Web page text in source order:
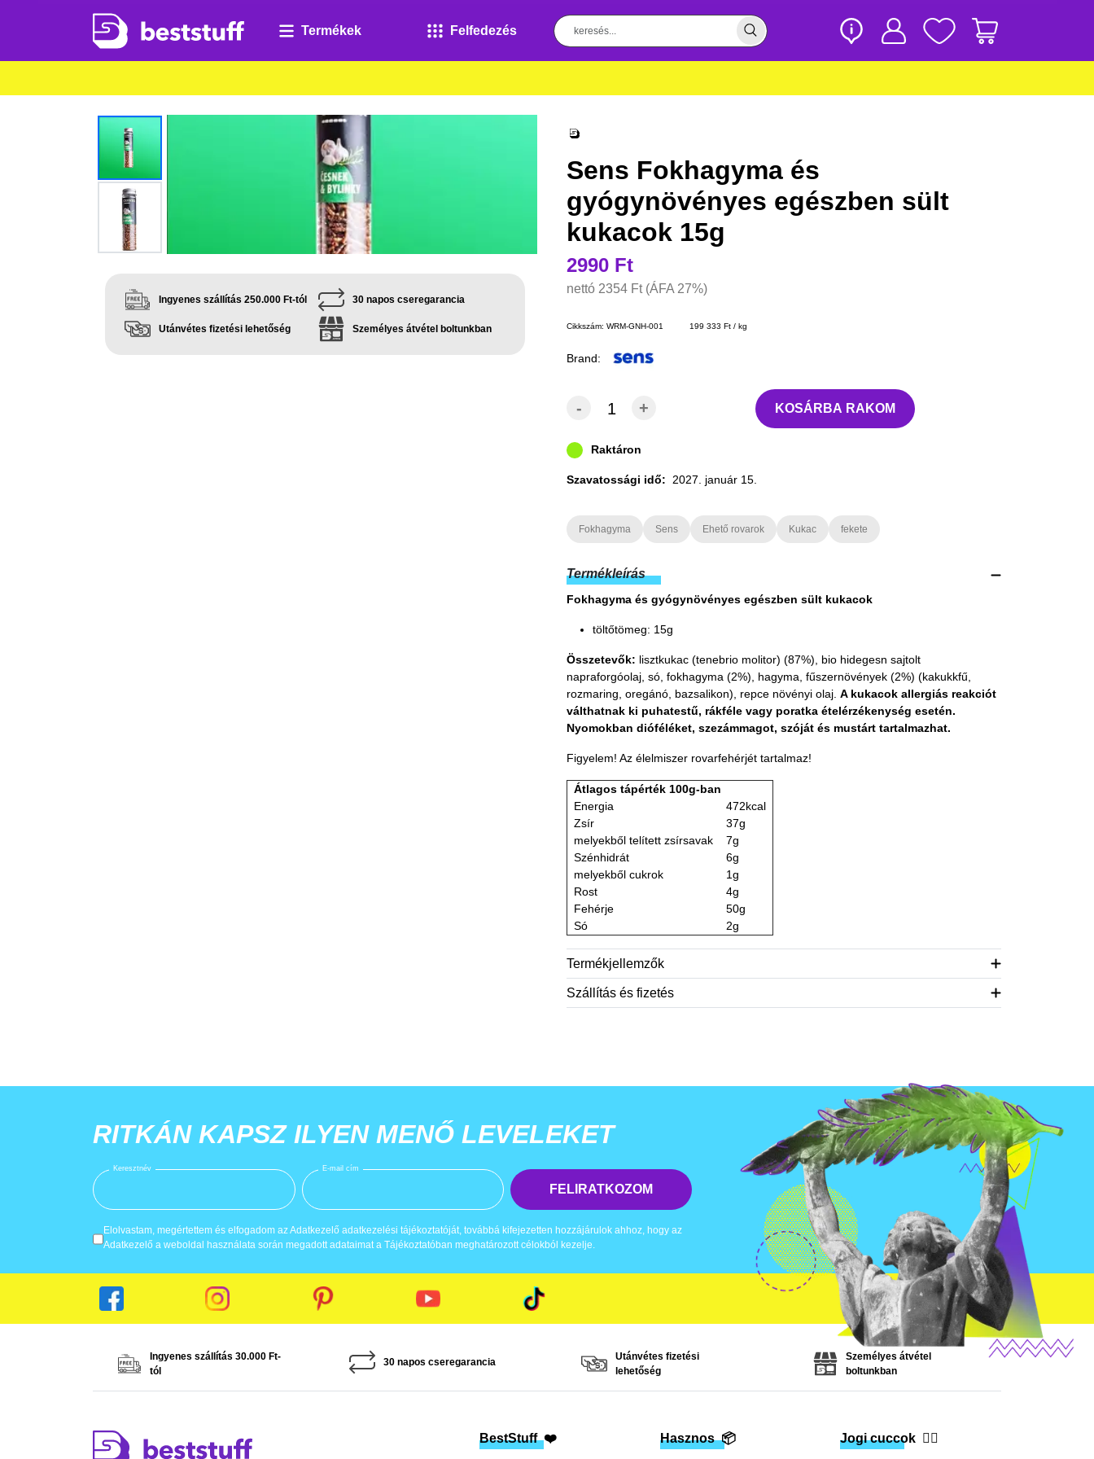
Termékek Felfedezés
Ingyenes szállítás 250.000 Ft-tól
Utánvétes fizetési lehetőség
30 napos cseregarancia
Személyes átvétel boltunkban
Sens Fokhagyma és
gyógynövényes egészben sült
kukacok 15g
2990 Ft
nettó 2354 Ft (ÁFA 27%)
Cikkszám: WRM-GNH-001 199 333 Ft / kg
Brand:
- + KOSÁRBA RAKOM
Raktáron
Szavatossági idő: 2027. január 15.
Fokhagyma Sens Ehető rovarok Kukac fekete
Termékleírás
Fokhagyma és gyógynövényes egészben sült kukacok
töltőtömeg: 15g
Összetevők: lisztkukac (tenebrio molitor) (87%), bio hidegesn sajtolt
napraforgóolaj, só, fokhagyma (2%), hagyma, fűszernövények (2%) (kakukkfű,
rozmaring, oregánó, bazsalikon), repce növényi olaj. A kukacok allergiás reakciót
válthatnak ki puhatestű, rákféle vagy poratka ételérzékenység esetén.
Nyomokban dióféléket, szezámmagot, szóját és mustárt tartalmazhat.
Figyelem! Az élelmiszer rovarfehérjét tartalmaz!
Átlagos tápérték 100g-ban
Energia
472kcal
Zsír
37g
melyekből telített zsírsavak
7g
Szénhidrát
6g
melyekből cukrok
1g
Rost
4g
Fehérje
50g
Só
2g
Termékjellemzők
Szállítás és fizetés
RITKÁN KAPSZ ILYEN MENŐ LEVELEKET
Keresztnév E-mail cím
FELIRATKOZOM
Elolvastam, megértettem és elfogadom az Adatkezelő adatkezelési tájékoztatóját, továbbá kifejezetten hozzájárulok ahhoz, hogy az
Adatkezelő a weboldal használata során megadott adataimat a Tájékoztatóban meghatározott célokból kezelje.
Ingyenes szállítás 30.000 Ft-
tól
30 napos cseregarancia
Utánvétes fizetési
lehetőség
Személyes átvétel
boltunkban
BestStuff ❤️ Hasznos 📦 Jogi cuccok 👨‍⚖️